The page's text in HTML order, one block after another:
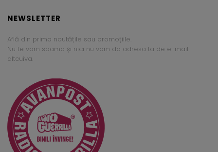
NEWSLETTER
Află din prima noutățile sau promoțiile.
Nu te vom spama și nici nu vom da adresa ta de e-mail
altcuiva.